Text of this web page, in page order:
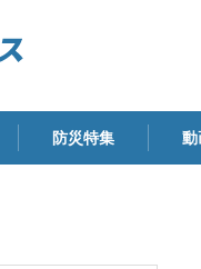
防災特集 動